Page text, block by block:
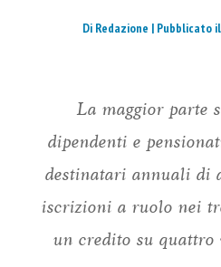
Di Redazione | Pubblicato
La maggior parte
dipendenti e
destinatari annuali di
iscrizioni a ruolo nei
un credito su quattro